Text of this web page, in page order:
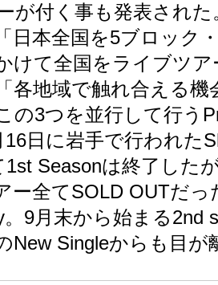
が付く事も発表され
日本全国を5ブロック
けて全国をライブツ
各地域で触れ合える
の3つを並行して行う
16日に岩手で行われた
Seasonは終了した
ー全てSOLD OUTだっ
。9月末から始まる2nd
New Singleからも目が